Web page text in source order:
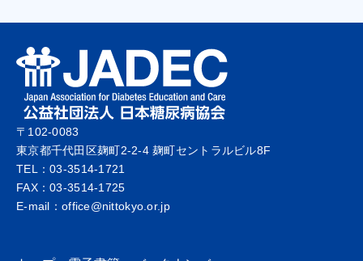
〒102-0083
東京都千代田区麹町2-2-4 麹町セントラルビル8F
TEL：03-3514-1721
FAX：03-3514-1725
E-mail：office@nittokyo.or.jp